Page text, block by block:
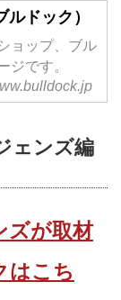
ドック）
ョップ、ブル
ジです。
ェンズ編
が取材
はこち